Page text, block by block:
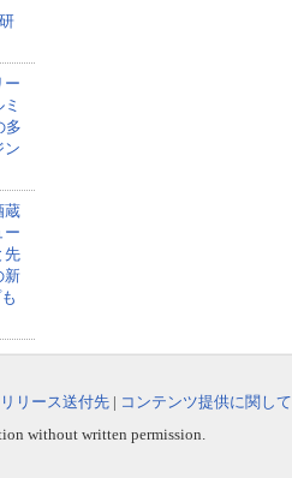
ー
多
ン
蔵
ー
先
新
リース送付先 | コンテンツ提供に関して
without written permission.